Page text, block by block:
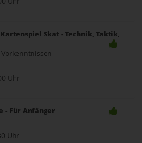
Skat - Technik, Taktik,
Uhr
- Für Anfänger
Uhr